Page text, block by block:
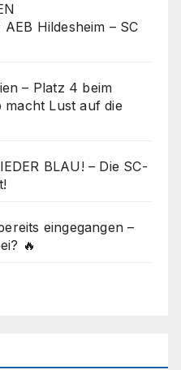
Hildesheim – SC
– Platz 4 beim
Lust auf die
BLAU! – Die SC-
eingegangen –
🔥